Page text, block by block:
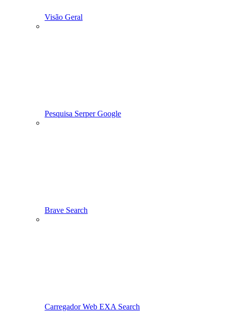
Visão Geral
Pesquisa Serper Google
Brave Search
Carregador Web EXA Search